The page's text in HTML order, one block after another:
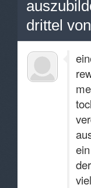
drittel von